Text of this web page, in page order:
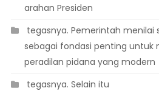
arahan Presiden
 tegasnya. Pemerintah menilai
sebagai fondasi penting untuk
peradilan pidana yang modern
 tegasnya. Selain itu